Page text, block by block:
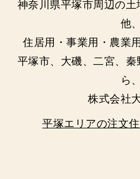
神奈川県平塚市周辺の
他、
住居用・事業用・農業
平塚市、大磯、二宮、
ら、
株式会社
平塚エリアの注文